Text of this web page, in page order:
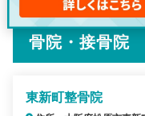
松原市の交通
骨院・接骨院
東新町整骨院